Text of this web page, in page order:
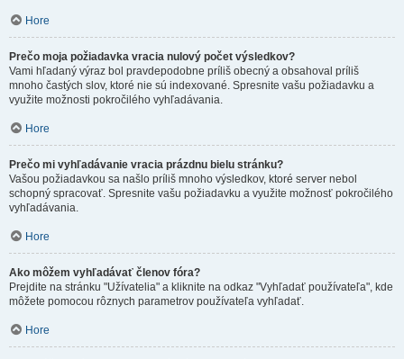
Hore
Prečo moja požiadavka vracia nulový počet výsledkov?
Vami hľadaný výraz bol pravdepodobne príliš obecný a obsahoval príliš
mnoho častých slov, ktoré nie sú indexované. Spresnite vašu požiadavku a
využite možnosti pokročilého vyhľadávania.
Hore
Prečo mi vyhľadávanie vracia prázdnu bielu stránku?
Vašou požiadavkou sa našlo príliš mnoho výsledkov, ktoré server nebol
schopný spracovať. Spresnite vašu požiadavku a využite možnosť pokročilého
vyhľadávania.
Hore
Ako môžem vyhľadávať členov fóra?
Prejdite na stránku "Užívatelia" a kliknite na odkaz "Vyhľadať používateľa", kde
môžete pomocou rôznych parametrov používateľa vyhľadať.
Hore